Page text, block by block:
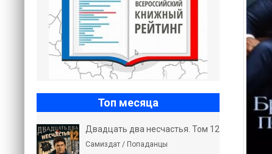
Топ месяца
Двадцать два несчастья. Том 12
Самиздат / Попаданцы